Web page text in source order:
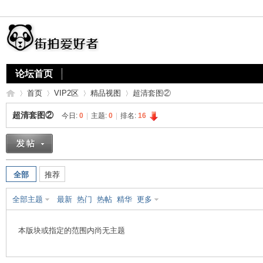
论坛首页
»
首页
›
VIP2区 精品视图 超清套图②
超清套图② 今日: 0 主题: 0 排名: 16
全部 推荐
全部主题 最新 热门 热帖 精华 更多
本版块或指定的范围内尚无主题